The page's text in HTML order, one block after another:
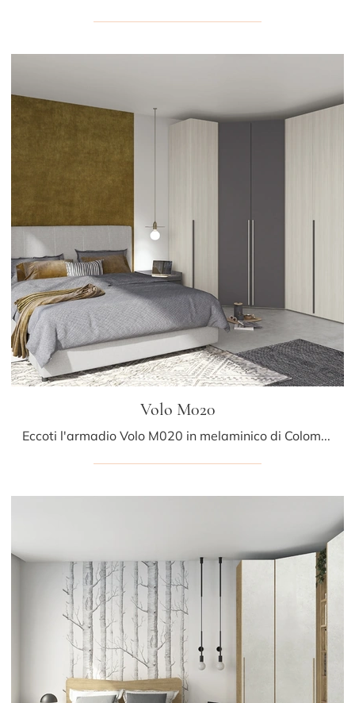
Volo M020
Eccoti l'armadio Volo M020 in melaminico di Colombini Casa! Un ricco catalogo di armadi ad angolo con ante battenti.